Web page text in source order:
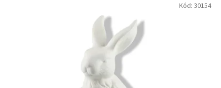
Kód: 30154